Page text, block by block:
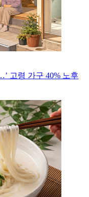
고령 가구 40% 노후